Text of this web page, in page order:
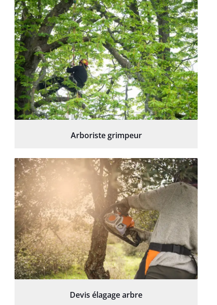
Arboriste grimpeur
Devis élagage arbre